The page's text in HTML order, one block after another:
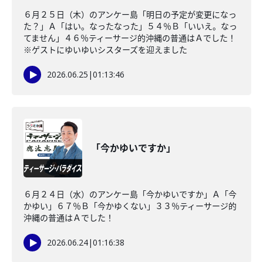
６月２５日（木）のアンケー島「明日の予定が変更になっ
た？」Ａ「はい。なったなった」５４％Ｂ「いいえ。なっ
てません」４６％ティーサージ的沖縄の普通はＡでした！
※ゲストにゆいゆいシスターズを迎えました
2026.06.25 |01:13:46
「今かゆいですか」
６月２４日（水）のアンケー島「今かゆいですか」Ａ「今
かゆい」６７％Ｂ「今かゆくない」３３％ティーサージ的
沖縄の普通はＡでした！
2026.06.24|01:16:38